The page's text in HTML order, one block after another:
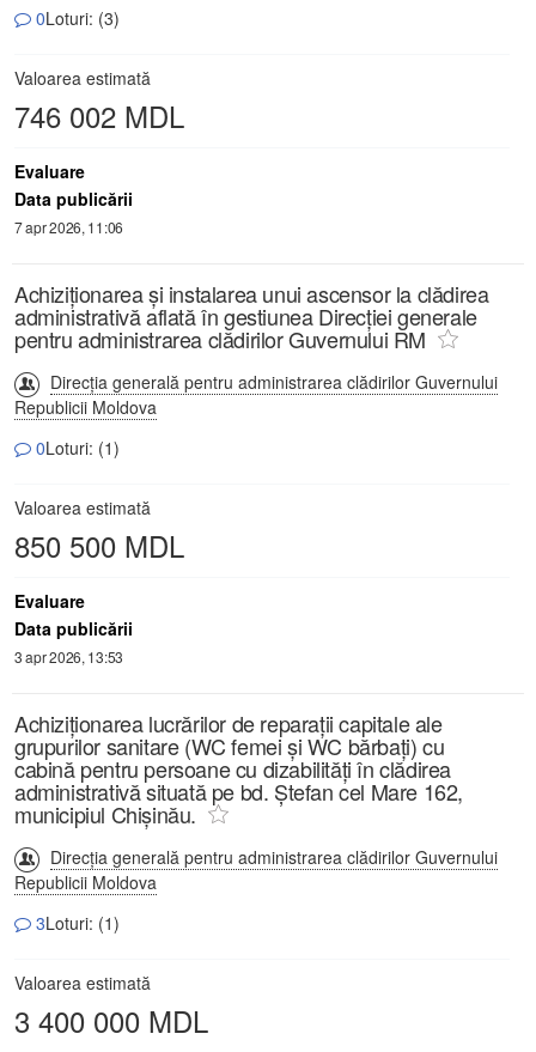
0Loturi: (3)
Valoarea estimată
746 002 MDL
Evaluare
Data publicării
7 apr 2026, 11:06
Achiziționarea și instalarea unui ascensor la clădirea
administrativă aflată în gestiunea Direcției generale
pentru administrarea clădirilor Guvernului RM
Direcția generală pentru administrarea clădirilor Guvernului
Republicii Moldova
0Loturi: (1)
Valoarea estimată
850 500 MDL
Evaluare
Data publicării
3 apr 2026, 13:53
Achiziționarea lucrărilor de reparații capitale ale
grupurilor sanitare (WC femei și WC bărbați) cu
cabină pentru persoane cu dizabilități în clădirea
administrativă situată pe bd. Ștefan cel Mare 162,
municipiul Chișinău.
Direcția generală pentru administrarea clădirilor Guvernului
Republicii Moldova
3Loturi: (1)
Valoarea estimată
3 400 000 MDL